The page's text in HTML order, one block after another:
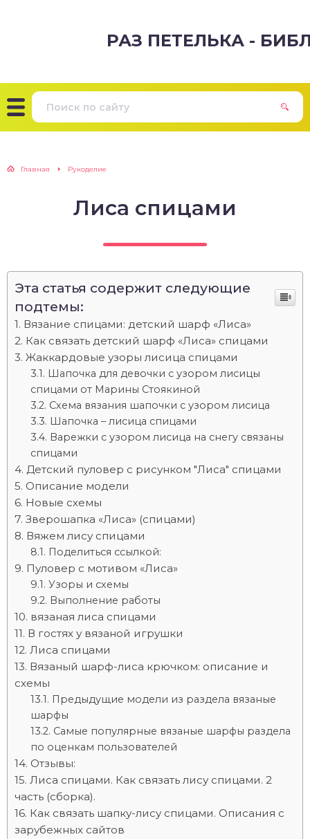
РАЗ ПЕТЕЛЬКА -
Главная Рукоделие
Лиса спицами
Эта статья содержит следующие
подтемы:
Вязание спицами: детский шарф «Лиса»
Как связать детский шарф «Лиса» спицами
Жаккардовые узоры лисица спицами
Шапочка для девочки с узором лисицы
спицами от Марины Стоякиной
Схема вязания шапочки с узором лисица
Шапочка – лисица спицами
Варежки с узором лисица на снегу связаны
спицами
Детский пуловер с рисунком "Лиса" спицами
Описание модели
Новые схемы
Зверошапка «Лиса» (спицами)
Вяжем лису спицами
Поделиться ссылкой:
Пуловер с мотивом «Лиса»
Узоры и схемы
Выполнение работы
вязаная лиса спицами
В гостях у вязаной игрушки
Лиса спицами
Вязаный шарф-лиса крючком: описание и
схемы
Предыдущие модели из раздела вязаные
шарфы
Самые популярные вязаные шарфы раздела
по оценкам пользователей
Отзывы:
Лиса спицами. Как связать лису спицами. 2
часть (сборка).
Как связать шапку-лису спицами. Описания с
зарубежных сайтов